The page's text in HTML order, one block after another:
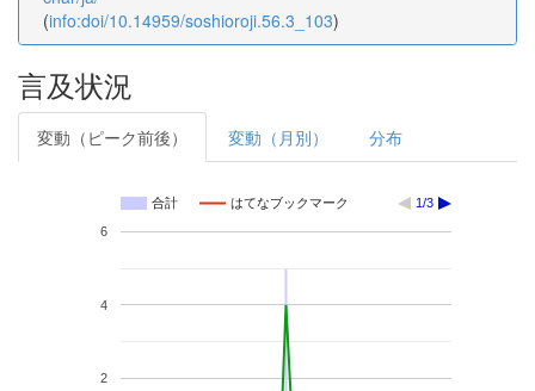
(info:doi/10.14959/soshioroji.56.3_103)
言及状況
変動（ピーク前後） 変動（月別） 分布
合計 はてなブックマーク 1/3
2
4
6